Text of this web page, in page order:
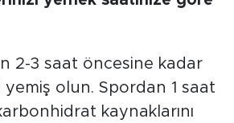
2-3 saat öncesine kadar
olun. Spordan 1 saat
kaynaklarını